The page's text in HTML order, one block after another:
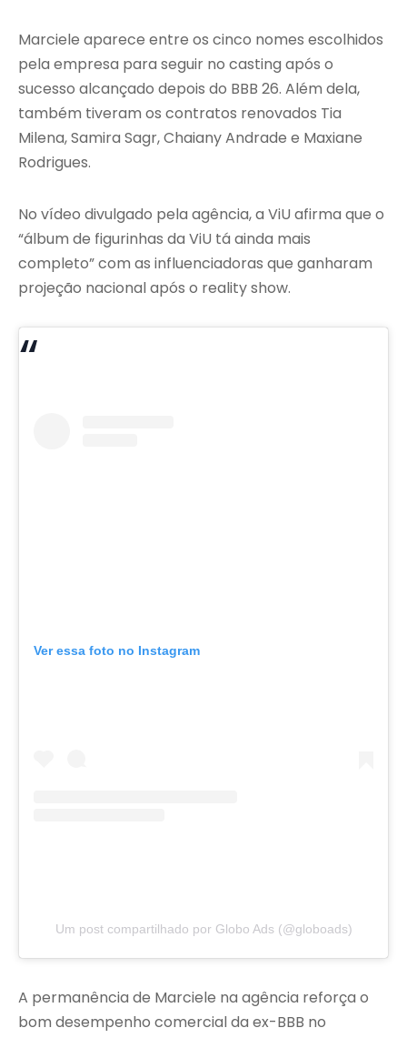
Marciele aparece entre os cinco nomes escolhidos
pela empresa para seguir no casting após o
sucesso alcançado depois do BBB 26. Além dela,
também tiveram os contratos renovados Tia
Milena, Samira Sagr, Chaiany Andrade e Maxiane
Rodrigues.
No vídeo divulgado pela agência, a ViU afirma que o
“álbum de figurinhas da ViU tá ainda mais
completo” com as influenciadoras que ganharam
projeção nacional após o reality show.
Ver essa foto no Instagram
Um post compartilhado por Globo Ads (@globoads)
A permanência de Marciele na agência reforça o
bom desempenho comercial da ex-BBB no